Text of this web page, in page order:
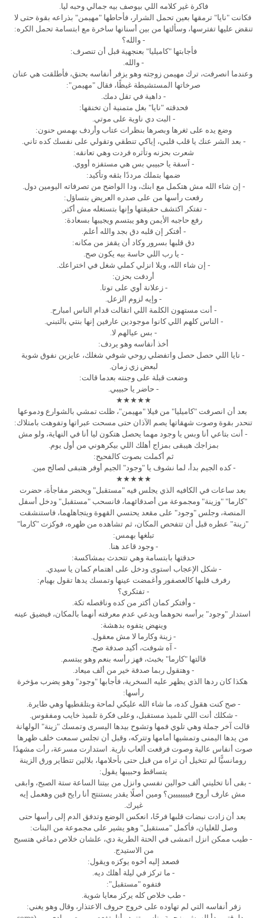
فاكرة غير كلامه اللي بيوصف بيه جمالي وحبه ليا.
فكانت "نايا" ترمقها بعين تحمل الشرار، فأحاطها "مهيمن" بذراعه بقوة حتى لا
تنقض عليها تفترسها، وسألتها من بين أسنانها ساخرة مع ابتسامة تحمل الكره:
- والله؟
فأجابتها "كاميليا" بعنجهية قبل أن تنصرف:
- والله.
وعندما انصرفت، ترك مهيمن زوجته وهو يزفر أنفاسه بحنق، فأطلقت هي عنان
صرخاتها المستشيطة غيظًا، فقال "مهيمن":
- داهية في تقل دمك.
فحدقته "نايا" بغل متمنية أن تخنقها:
- البت دي ناوية على موتي.
وضع يده على ثغرها وبصرها بنظرات عتاب وأردف بهمس حنون:
- بعد الشر عنك يا قلب قلبي، إياكي تنطقي وتقولي على نفسك كده تاني.
شعرت بحزنه وتأثره فردت وهي تعانقه:
- آسفة يا حبيبي بس هي مستفزه أووي.
ضمها بتملك مرددًا بثقه وتأكيد:
- إن شاء الله مش هتكمل مع ابنك، ودا الواضح من تصرفاته اليومين دول.
رفعت رأسها من على صدره العريض بتساؤل:
- تفتكر اكتشف حقيقتها وإنها بتستغله مش أكتر.
رفع حاجبه الأيمن وهو يبتسم ويجيبها بسعادة:
- أفتكر إن قلبه دق بجد والله أعلم.
دق قلبها بسرور وكاد أن يقفز من مكانه:
- يا رب اللي حاسة بيه يكون صح.
- إن شاء الله، ويلا انزلي كملي شغل في اختراعك.
أردفت بحزن:
- زعلانة أوي على توتا.
- وإيه لزوم الزعل.
- أنت مستهون الكلمة اللي اتقالت قدام الناس امبارح.
- الناس كلهم اللي كانوا موجودين عارفين إنها بنتي بالتبني.
- بس عيالهم لا.
أخذ أنفاسه وهو يردف:
- نايا اللي حصل حصل واتفضلي روحي شوفي شغلك، عايزين نفوق شوية
لبعض زي زمان.
وضعت قبلة على وجنته بعدما قالت:
- حاضر يا حبيبي.
★★★★★
بعد أن انصرفت "كاميليا" من فيلا "مهيمن"، ظلت تمشي بالشوارع ودموعها
تنحدر بقوة وصوت شهقاتها يصم الآذان حتى مسحت عبراتها وتفوهت بامتلاك:
- أنت بتاعي أنا وبس يا وجود مهما يحصل هتكون ليا أنا في النهاية، ولو مش
بمزاجك هيبقى بمزاج أهلك اللي بيكرهوني من أول يوم.
ثم أكملت بصوت كالفحيح:
- كده الجيم بدأ، لما نشوف يا "وجود" الجيم أوفر هتبقى لصالح مين.
★★★★★
بعد ساعات في الكافيه الذي يجلس فيه "مستقبل" ويحضر مفاجأة، حضرت
"كارما" "وزينة" ومجموعة من أصدقائهما، فانسحب "مستقبل" ودخل أسفل
المنصة، وجلس "وجود" على مقعد يحتسي القهوة ويتجاهلهما، فاستنشقت
"زينة" عطره قبل أن تتفحص المكان، ثم تشاهده من ظهره، فوكزت "كارما"
تبلغها بهمس:
- وجود قاعد هنا.
حدقتها بابتسامة وهي تتحدث بمشاكسة:
- شكل الإعجاب استوى ودخل على اهتمام كمان يا سيدي.
رفرف قلبها كالعصفور وأغمضت عينها وتمسك يدها تقول بهيام:
- تفتكري؟
- وأفتكر كمان أكتر من كده وناقصله تكة.
استدار "وجود" برأسه نحوهما ويدعي عدم معرفته أنهما بالمكان، فيضيق عينه
وينهض يتفوه بدهشة:
- زينة وكارما لا مش معقول.
- آه شوفت، أكيد صدفة صح.
قالتها "كارما" بخبث، فهز رأسه بنعم وهو يبتسم.
- وهتقول ربما صدفة خير من ألف ميعاد.
هكذا كان ردها الذي يظهر عليه السخرية، فأجابها "وجود" وهو يضرب مؤخرة
رأسها:
- صح كنت هقول كده، ما شاء الله عليكي لماحة وبتلقطيها وهي طايرة.
- شكلك أنت اللي تلميذ مستقبل، وعلى فكرة تلميذ خايب ومفقوس.
قالت آخر جملة وهي تلوي فمها وتشوح بيدها اليسرى وتمسك "زينة" الولهانة
من يدها اليمنى وتمشيها أمامها وتتركه، وقبل أن تجلس سمعت خلف ظهرها
صوت أنفاس عالية وصوت فرقعت ألعاب نارية. استدارت مسرعة، رأت مشهدًا
رومانسيًّا لم تتخيل أن تراه من قبل حتى بأحلامها، بلالين تتطاير ورق الزينة
يتساقط وحبيبها يقول:
- بقى أنا تخليني ألف حوالين نفسي وانزل من بيتنا الساعة ستة الصبح، وابقى
مش عارف أروح فييييييين؟ ومين أصلًا يقدر يستنتج أنا رايح فين وهعمل إيه
غيرك.
بعد أن زادت نبضات قلبها فرحًا، انعكس الوضع وتدفق الدم إلى رأسها حتى
وصل للغليان، فأكمل "مستقبل" وهو يشير على مجموعة من البنات:
- طيب ممكن انزل اتمشى في الحتة الطرية دي، علشان خلاص دماغي هتسيح
من الاستيدج.
فصعد إليه أخوه يوكزه ويقول:
- ما تركز في ليلة أهلك ديه.
فتفوه "مستقبل":
- طب خلاص كله يركز معايا شوية.
زفر أنفاسه التي لم تهاوده على خروج حروف الاعتذار، وقال وهو يغني: